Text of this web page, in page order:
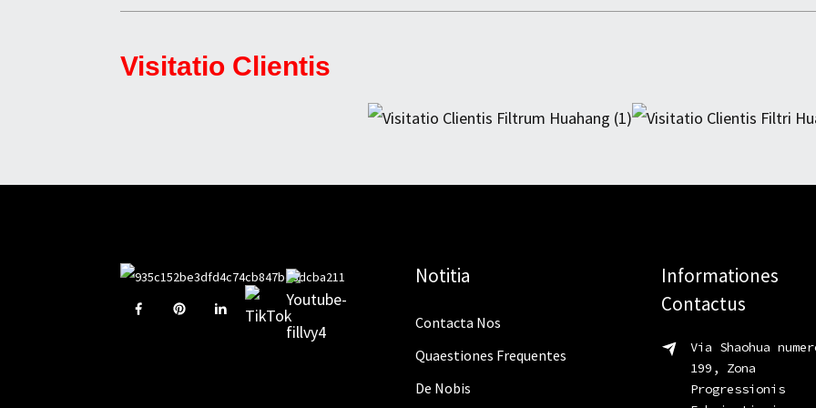
Visitatio Clientis
Notitia
Contacta Nos
Quaestiones Frequentes
De Nobis
Informationes
Contactus
Via Shaohua
199, Zona
Progressionis